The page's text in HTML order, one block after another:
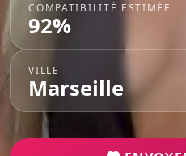
COMPATIBILITÉ ESTIMÉE
92%
VILLE
Marseille